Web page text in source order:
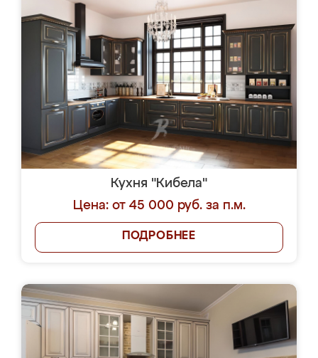
Кухня "Кибела"
Цена: от 45 000 руб. за п.м.
ПОДРОБНЕЕ